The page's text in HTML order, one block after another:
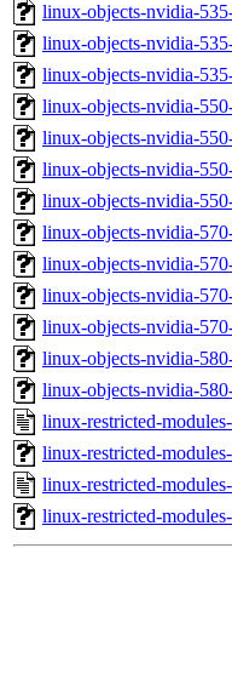
linux-objects-nvidia-
linux-objects-nvidia-
linux-objects-nvidia-
linux-objects-nvidia-
linux-objects-nvidia-
linux-objects-nvidia-
linux-objects-nvidia-
linux-objects-nvidia-
linux-objects-nvidia-
linux-objects-nvidia-
linux-objects-nvidia-
linux-objects-nvidia-
linux-objects-nvidia-
linux-restricted-
linux-restricted-
linux-restricted-
linux-restricted-